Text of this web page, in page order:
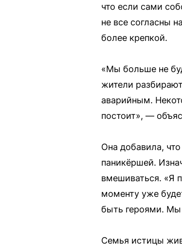
что если сами
не все согласны
более крепкой.
«Мы больше не
жители
аварийным.
постоит», —
Она добавила,
паникёршей.
вмешиваться. «Я
моменту уже
быть героями.
Семья истицы